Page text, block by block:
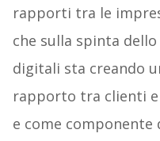
rapporti tra le
che sulla spinta
digitali sta creando
rapporto tra clienti
e come componente